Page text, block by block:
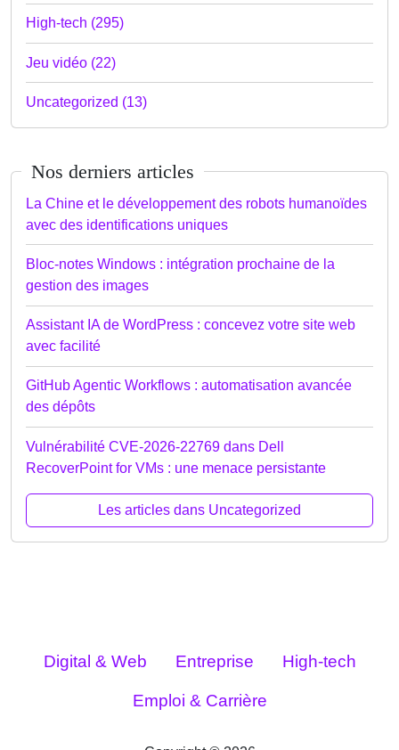
High-tech (295)
Jeu vidéo (22)
Uncategorized (13)
Nos derniers articles
La Chine et le développement des robots humanoïdes
avec des identifications uniques
Bloc-notes Windows : intégration prochaine de la
gestion des images
Assistant IA de WordPress : concevez votre site web
avec facilité
GitHub Agentic Workflows : automatisation avancée
des dépôts
Vulnérabilité CVE-2026-22769 dans Dell
RecoverPoint for VMs : une menace persistante
Les articles dans Uncategorized
Digital & Web Entreprise High-tech
Emploi & Carrière